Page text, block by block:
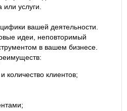
услуги.
вашей деятельности.
идеи, неповторимый
в вашем бизнесе.
количество клиентов;